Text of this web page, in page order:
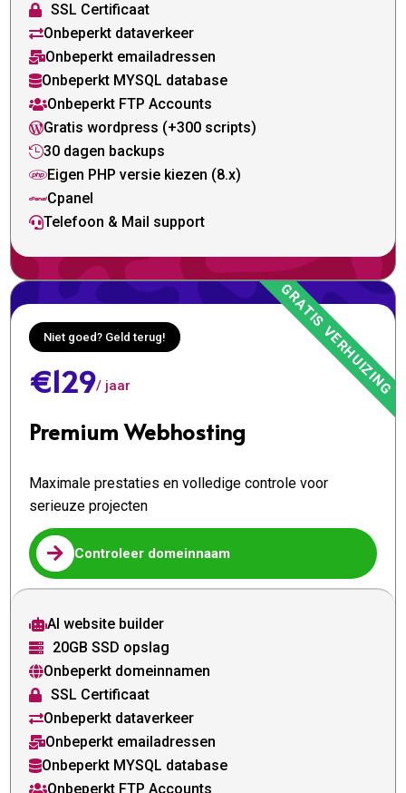
 SSL Certificaat
Onbeperkt dataverkeer
Onbeperkt emailadressen
Onbeperkt MYSQL database
Onbeperkt FTP Accounts
Gratis wordpress (+300 scripts)
30 dagen backups
Eigen PHP versie kiezen (8.x)
Cpanel
Telefoon & Mail support
Niet goed? Geld terug!
€129/ jaar
Premium Webhosting
Maximale prestaties en volledige controle voor
serieuze projecten
 Controleer domeinnaam
AI website builder
 20GB SSD opslag
Onbeperkt domeinnamen
 SSL Certificaat
Onbeperkt dataverkeer
Onbeperkt emailadressen
Onbeperkt MYSQL database
Onbeperkt FTP Accounts